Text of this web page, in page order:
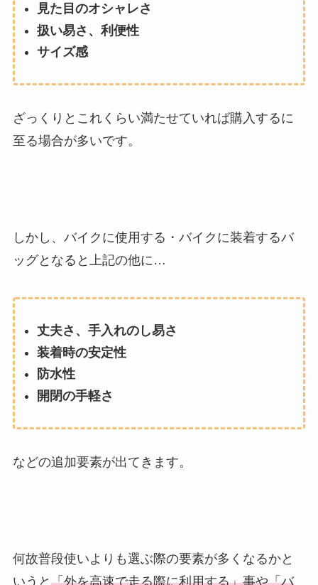
見た目のオシャレさ
扱い易さ、利便性
サイズ感
ざっくりとこれくらい満たせていれば購入するに
至る場合が多いです。
しかし、バイクに使用する・バイクに装着するバ
ッグとなると上記の他に…
丈夫さ、手入れのし易さ
装着時の安定性
防水性
開閉の手軽さ
などの追加要素が出てきます。
何故普段使いよりも選ぶ際の要素が多くなるかと
いうと 「外を高速で走る際に利用する」事や「バ